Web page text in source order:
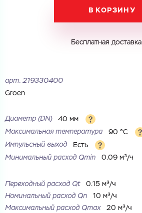
В КОРЗИНУ
Бесплатная доставка
арт. 219330400
Groen
Диаметр (DN)
40 мм
Максимальная температура
90 °С
Импульсный выход
Есть
Минимальный расход Qmin
0.09 м³/ч
Переходный расход Qt
0.15 м³/ч
Номинальный расход Qn
10 м³/ч
Максимальный расход Qmax
20 м³/ч